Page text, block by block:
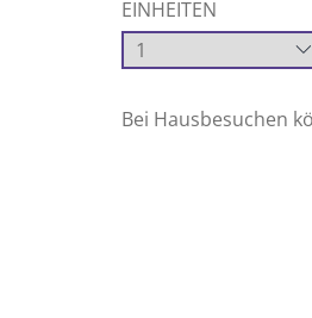
EINHEITEN
Bei Hausbesuchen